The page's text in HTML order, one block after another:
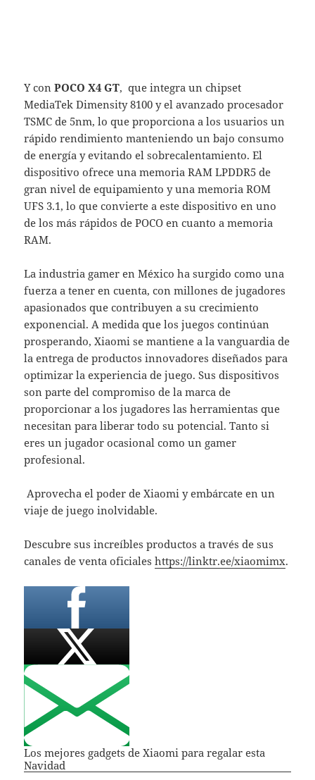
Y conPOCO X4 GT, que integra un chipset
MediaTek Dimensity 8100 y el avanzado procesador
TSMC de 5nm, lo que proporciona a los usuarios un
rápido rendimiento manteniendo un bajo consumo
de energía y evitando el sobrecalentamiento. El
dispositivo ofrece una memoria RAM LPDDR5 de
gran nivel de equipamiento y una memoria ROM
UFS 3.1, lo que convierte a este dispositivo en uno
de los más rápidos de POCO en cuanto a memoria
RAM.
La industria gamer en México ha surgido como una
fuerza a tener en cuenta, con millones de jugadores
apasionados que contribuyen a su crecimiento
exponencial. A medida que los juegos continúan
prosperando, Xiaomi se mantiene a la vanguardia de
la entrega de productos innovadores diseñados para
optimizar la experiencia de juego. Sus dispositivos
son parte del compromiso de la marca de
proporcionar a los jugadores las herramientas que
necesitan para liberar todo su potencial. Tanto si
eres un jugador ocasional como un gamer
profesional.
Aprovecha el poder de Xiaomi y embárcate en un
viaje de juego inolvidable.
Descubre sus increíbles productos a través de sus
canales de venta oficialeshttps://linktr.ee/xiaomimx.
Los mejores gadgets de Xiaomi para regalar esta
Navidad